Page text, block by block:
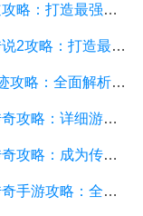
魔与道攻略：打造最强角色，征服无尽战场
赤月传说2攻略：打造最强角色，征战无敌战场详细攻略
MU奇迹攻略：全面解析游戏技巧、职业选择和装备强化
武易传奇攻略：详细游戏攻略方面的描述
嘟嘟传奇攻略：成为传奇的关键技巧与策略
蓝月传奇手游攻略：全面解析游戏技巧、装备提升和战斗策略